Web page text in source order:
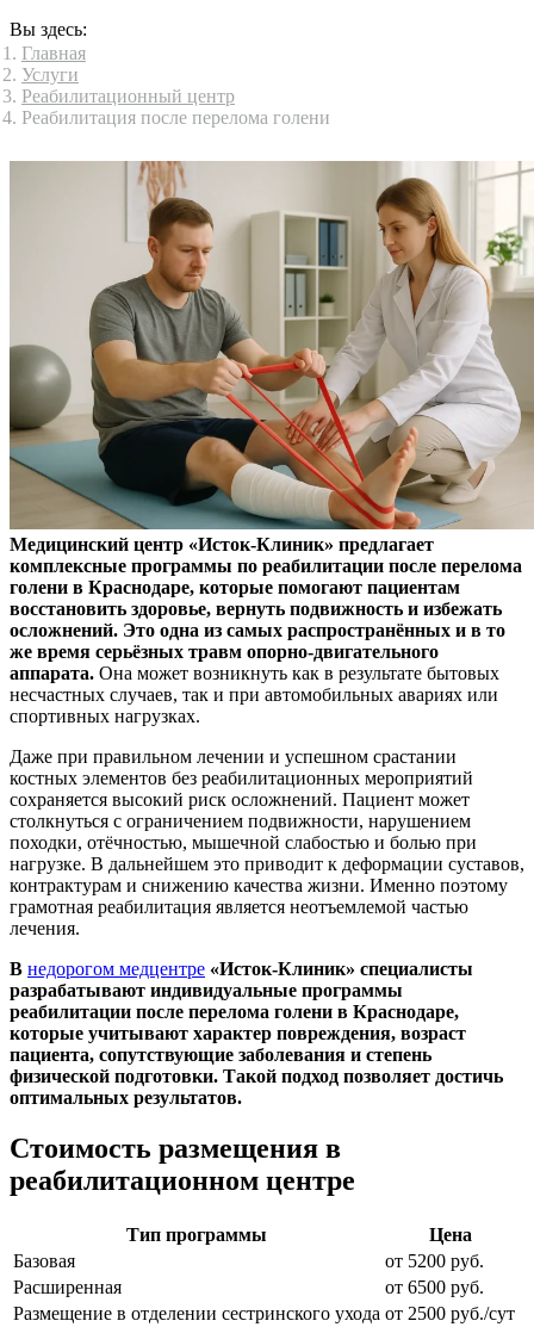
Вы здесь:
Главная
Услуги
Реабилитационный центр
Реабилитация после перелома голени
Медицинский центр «Исток-Клиник» предлагает
комплексные программы по реабилитации после перелома
голени в Краснодаре, которые помогают пациентам
восстановить здоровье, вернуть подвижность и избежать
осложнений. Это одна из самых распространённых и в то
же время серьёзных травм опорно-двигательного
аппарата. Она может возникнуть как в результате бытовых
несчастных случаев, так и при автомобильных авариях или
спортивных нагрузках.
Даже при правильном лечении и успешном срастании
костных элементов без реабилитационных мероприятий
сохраняется высокий риск осложнений. Пациент может
столкнуться с ограничением подвижности, нарушением
походки, отёчностью, мышечной слабостью и болью при
нагрузке. В дальнейшем это приводит к деформации суставов,
контрактурам и снижению качества жизни. Именно поэтому
грамотная реабилитация является неотъемлемой частью
лечения.
В недорогом медцентре «Исток-Клиник» специалисты
разрабатывают индивидуальные программы
реабилитации после перелома голени в Краснодаре,
которые учитывают характер повреждения, возраст
пациента, сопутствующие заболевания и степень
физической подготовки. Такой подход позволяет достичь
оптимальных результатов.
Стоимость размещения в
реабилитационном центре
Тип программы
Цена
Базовая
от 5200 руб.
Расширенная
от 6500 руб.
Размещение в отделении сестринского ухода от 2500 руб./сут